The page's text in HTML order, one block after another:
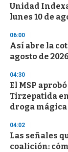
Unidad
lunes 10 de
06:00
Así abre la
agosto de
04:30
El MSP
Tirzepatida
droga mágica
04:02
Las señales
coalición: